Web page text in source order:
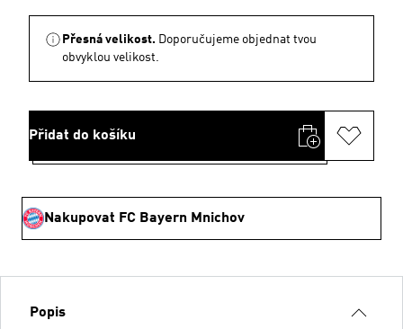
Přesná velikost. Doporučujeme objednat tvou
obvyklou velikost.
Přidat do košíku
Nakupovat FC Bayern Mnichov
Popis